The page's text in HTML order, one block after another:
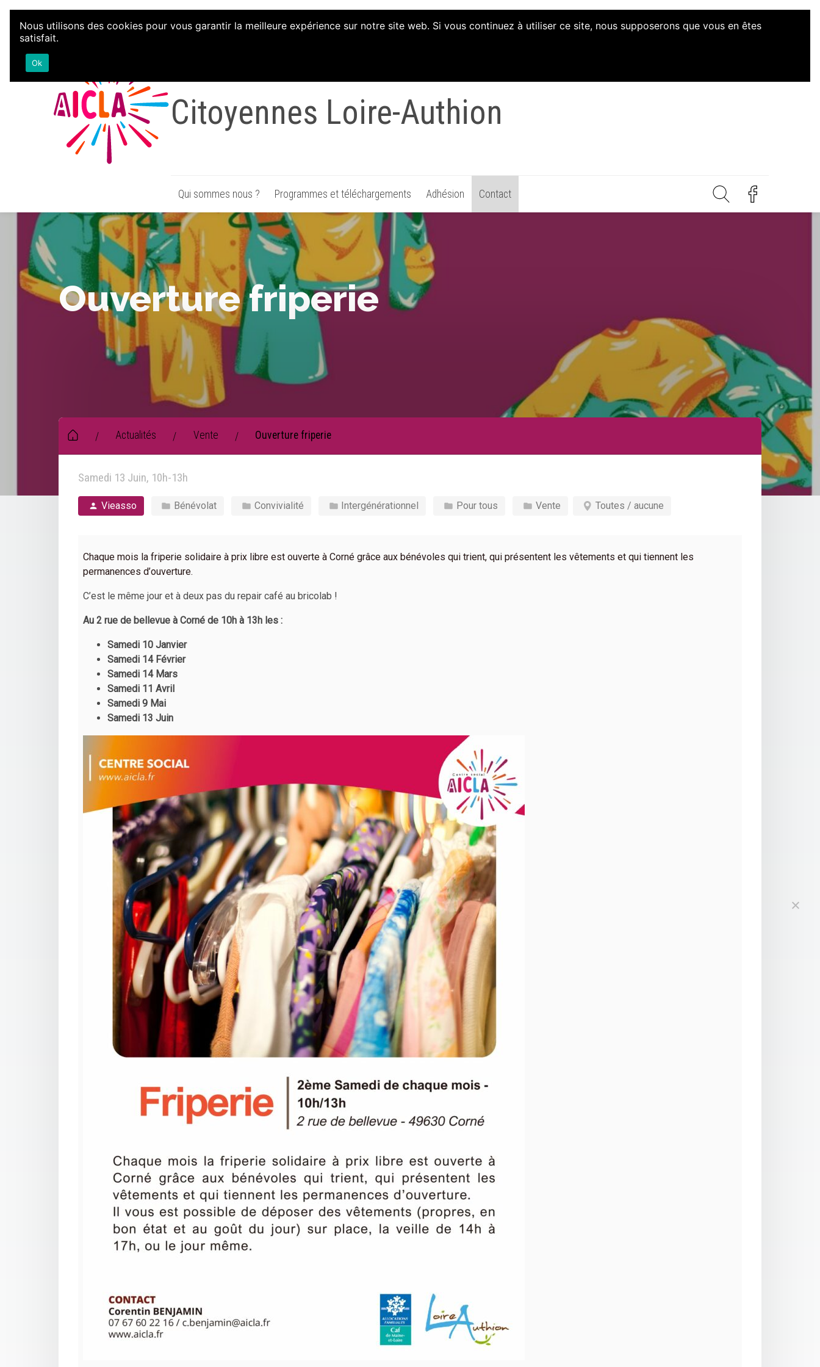
Aller au contenu
Citoyennes Loire-Authion
Qui sommes nous ? Programmes et téléchargements Adhésion Contact
Ouverture friperie
/ Actualités / Vente / Ouverture friperie
Samedi 13 Juin, 10h-13h
Vieasso Bénévolat Convivialité Intergénérationnel Pour tous Vente Toutes / aucune
Chaque mois la friperie solidaire à prix libre est ouverte à Corné grâce aux bénévoles qui trient, qui présentent les vêtements et qui tiennent les
permanences d’ouverture.
C’est le même jour et à deux pas du repair café au bricolab !
Au 2 rue de bellevue à Corné de 10h à 13h les :
Samedi 10 Janvier
Samedi 14 Février
Samedi 14 Mars
Samedi 11 Avril
Samedi 9 Mai
Samedi 13 Juin
Nous utilisons des cookies pour vous garantir la meilleure expérience sur notre site web. Si vous continuez à utiliser ce site, nous supposerons que vous en êtes
satisfait.
Ok